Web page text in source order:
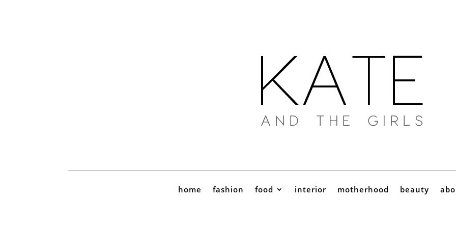
home fashion food interior motherhood beauty